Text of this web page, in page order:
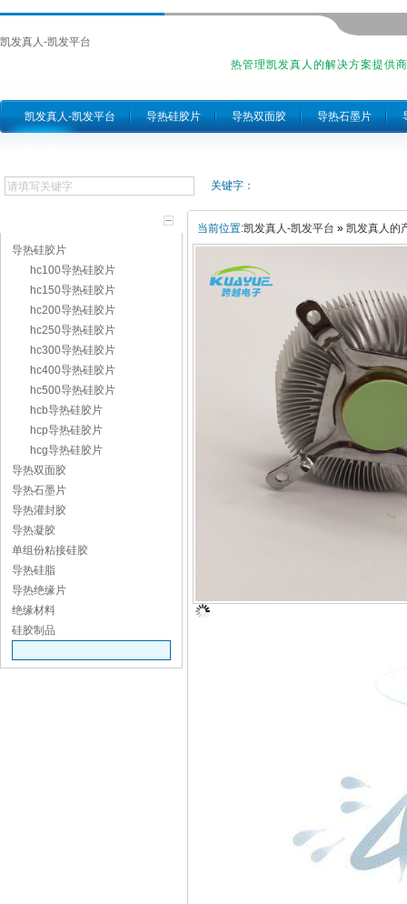
凯发真人-凯发平台
热管理凯发真人的解决方案提供商
凯发真人-凯发平台 导热硅胶片 导热双面胶 导热石墨片
关键字：
导热硅胶片
hc100导热硅胶片
hc150导热硅胶片
hc200导热硅胶片
hc250导热硅胶片
hc300导热硅胶片
hc400导热硅胶片
hc500导热硅胶片
hcb导热硅胶片
hcp导热硅胶片
hcg导热硅胶片
导热双面胶
导热石墨片
导热灌封胶
导热凝胶
单组份粘接硅胶
导热硅脂
导热绝缘片
绝缘材料
硅胶制品
当前位置:凯发真人-凯发平台 » 凯发真人的